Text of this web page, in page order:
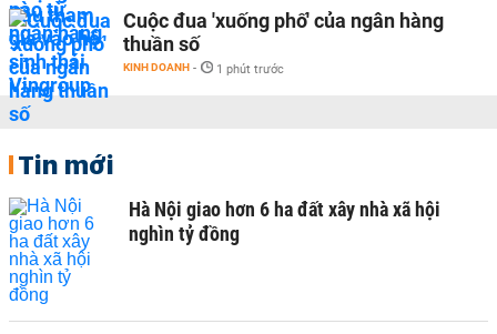
Cuộc đua 'xuống phố' của ngân hàng
thuần số
KINH DOANH - 1 phút trước
Tin mới
Hà Nội giao hơn 6 ha đất xây nhà xã hội
nghìn tỷ đồng